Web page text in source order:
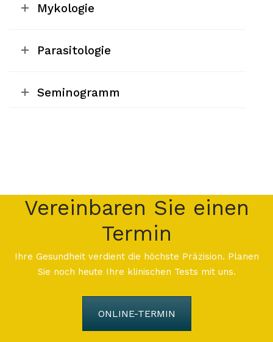
Mykologie
Parasitologie
Seminogramm
Vereinbaren Sie einen
Termin
Ihre Gesundheit verdient die höchste Präzision. Planen
Sie noch heute Ihre klinischen Tests mit uns.
ONLINE-TERMIN